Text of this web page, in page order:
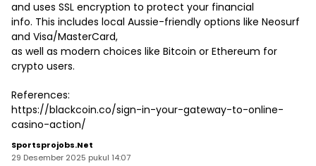
and uses SSL encryption to protect your financial
info. This includes local Aussie-friendly options like Neosurf
and Visa/MasterCard,
as well as modern choices like Bitcoin or Ethereum for
crypto users.
References:
https://blackcoin.co/sign-in-your-gateway-to-online-
casino-action/
Sportsprojobs.net
29 Desember 2025 pukul 14:07